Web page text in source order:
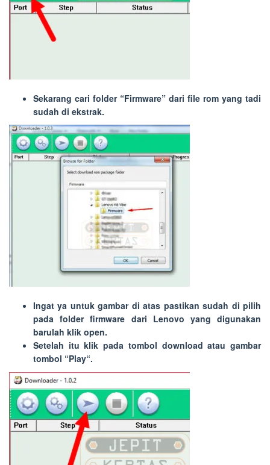
Sekarang cari folder “Firmware” dari file rom yang tadi
sudah di ekstrak.
Ingat ya untuk gambar di atas pastikan sudah di pilih
pada folder firmware dari Lenovo yang digunakan
barulah klik open.
Setelah itu klik pada tombol download atau gambar
tombol “Play“.